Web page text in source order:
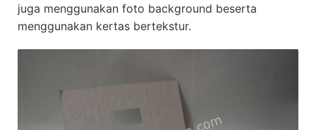
juga menggunakan foto background beserta
menggunakan kertas bertekstur.